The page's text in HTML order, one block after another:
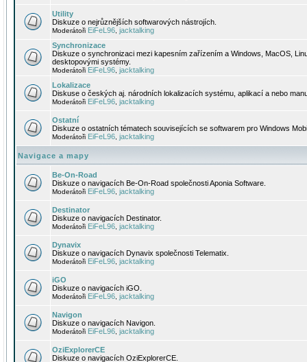
Utility
Diskuze o nejrůznějších softwarových nástrojích.
Moderátoři EiFeL96 jacktalking
Synchronizace
Diskuze o synchronizaci mezi kapesním zařízením a Windows, MacOS,
desktopovými systémy.
Moderátoři EiFeL96 jacktalking
Lokalizace
Diskuse o českých aj. národních lokalizacích systému, aplikací a nebo
Moderátoři EiFeL96 jacktalking
Ostatní
Diskuze o ostatních tématech souvisejících se softwarem pro Windows
Moderátoři EiFeL96 jacktalking
Navigace a mapy
Be-On-Road
Diskuze o navigacích Be-On-Road společnosti Aponia Software.
Moderátoři EiFeL96 jacktalking
Destinator
Diskuze o navigacích Destinator.
Moderátoři EiFeL96 jacktalking
Dynavix
Diskuze o navigacích Dynavix společnosti Telematix.
Moderátoři EiFeL96 jacktalking
iGO
Diskuze o navigacích iGO.
Moderátoři EiFeL96 jacktalking
Navigon
Diskuze o navigacích Navigon.
Moderátoři EiFeL96 jacktalking
OziExplorerCE
Diskuze o navigacích OziExplorerCE.